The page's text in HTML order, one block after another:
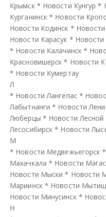
Крымск * Новости Кунгур *
Курганинск * Новости
Новости Кодинск *
Новости Карасук * Новости
* Новости Калачинск *
Красновишерск * Новости
* Новости Кумертау
Л
* Новости Лангепас*
Лабытнанги * Новости
Люберцы * Новости Лесной
Лесосибирск * Новости
М
* Новости Медвежьегорск *
Махачкала * Новости Магас
Новости Мыски * Новости
Мариинск * Новости
Новости Минусинск *
Н